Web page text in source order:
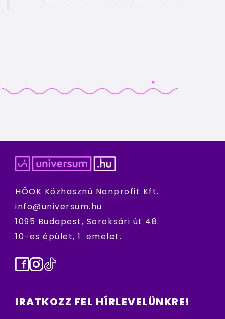
HÖOK Közhasznú Nonprofit Kft.
info@universum.hu
1095 Budapest, Soroksári út 48.
10-es épület, 1. emelet.
Facebook
Instagram
TikTok
IRATKOZZ FEL HÍRLEVELÜNKRE!